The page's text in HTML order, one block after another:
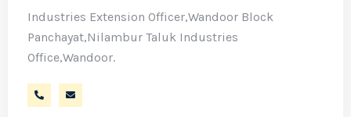
Industries Extension Officer,Wandoor Block
Panchayat,Nilambur Taluk Industries
Office,Wandoor.
9447516144